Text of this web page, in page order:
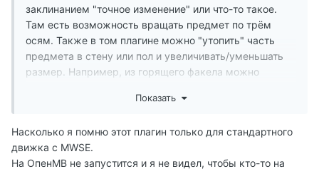
заклинанием "точное изменение" или что-то такое.
Там есть возможность вращать предмет по трём
осям. Также в том плагине можно "утопить" часть
предмета в стену или пол и увеличивать/уменьшать
размер. Например, из горящего факела можно
Показать
Насколько я помню этот плагин только для стандартного
движка с MWSE.
На ОпенМВ не запустится и я не видел, чтобы кто-то на